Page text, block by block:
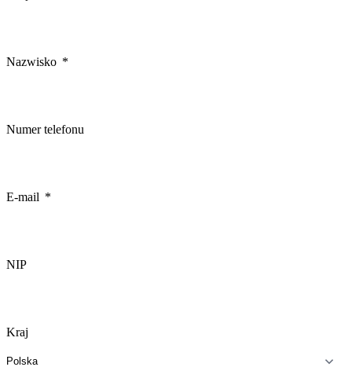
Nazwisko
Numer telefonu
E-mail
NIP
Kraj